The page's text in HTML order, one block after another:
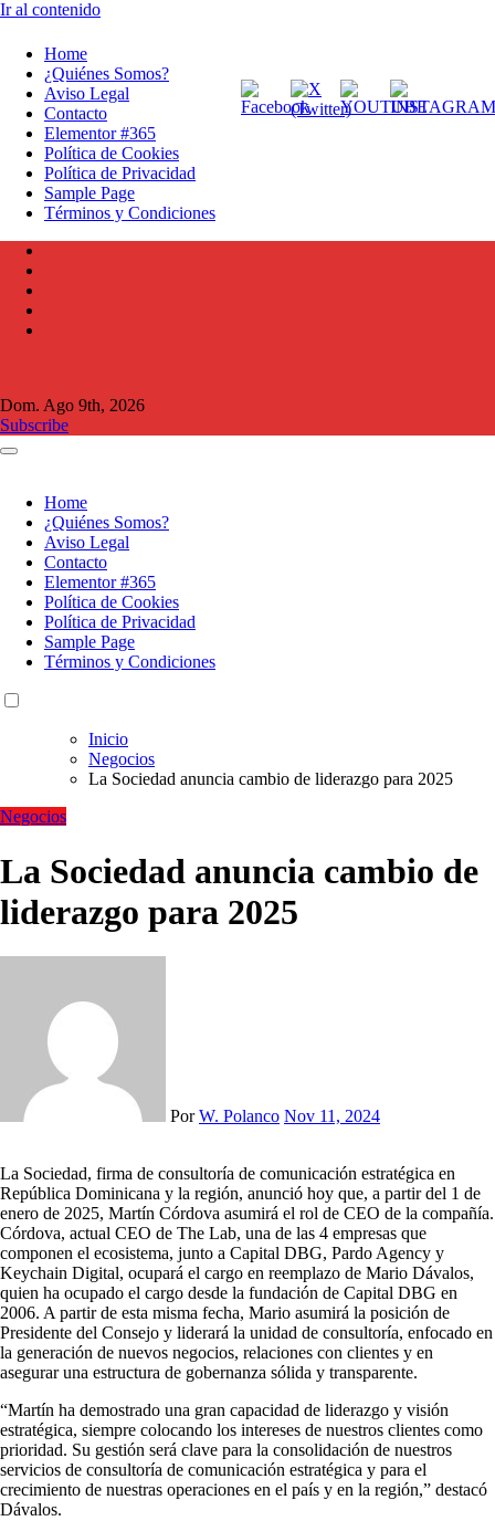
Ir al contenido
Home
¿Quiénes Somos?
Aviso Legal
Contacto
Elementor #365
Política de Cookies
Política de Privacidad
Sample Page
Términos y Condiciones
Dom. Ago 9th, 2026
Subscribe
Home
¿Quiénes Somos?
Aviso Legal
Contacto
Elementor #365
Política de Cookies
Política de Privacidad
Sample Page
Términos y Condiciones
Inicio
Negocios
La Sociedad anuncia cambio de liderazgo para 2025
Negocios
La Sociedad anuncia cambio de
liderazgo para 2025
PorW. Polanco Nov 11, 2024
La Sociedad, firma de consultoría de comunicación estratégica en
República Dominicana y la región, anunció hoy que, a partir del 1 de
enero de 2025, Martín Córdova asumirá el rol de CEO de la compañía.
Córdova, actual CEO de The Lab, una de las 4 empresas que
componen el ecosistema, junto a Capital DBG, Pardo Agency y
Keychain Digital, ocupará el cargo en reemplazo de Mario Dávalos,
quien ha ocupado el cargo desde la fundación de Capital DBG en
2006. A partir de esta misma fecha, Mario asumirá la posición de
Presidente del Consejo y liderará la unidad de consultoría, enfocado en
la generación de nuevos negocios, relaciones con clientes y en
asegurar una estructura de gobernanza sólida y transparente.
“Martín ha demostrado una gran capacidad de liderazgo y visión
estratégica, siempre colocando los intereses de nuestros clientes como
prioridad. Su gestión será clave para la consolidación de nuestros
servicios de consultoría de comunicación estratégica y para el
crecimiento de nuestras operaciones en el país y en la región,” destacó
Dávalos.